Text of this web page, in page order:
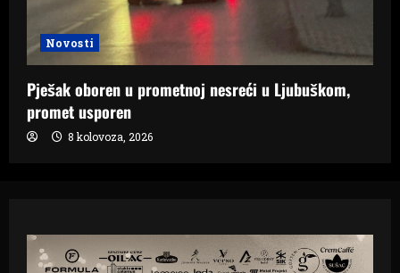
Novosti
Pješak oboren u prometnoj nesreći u Ljubuškom,
promet usporen
8 kolovoza, 2026